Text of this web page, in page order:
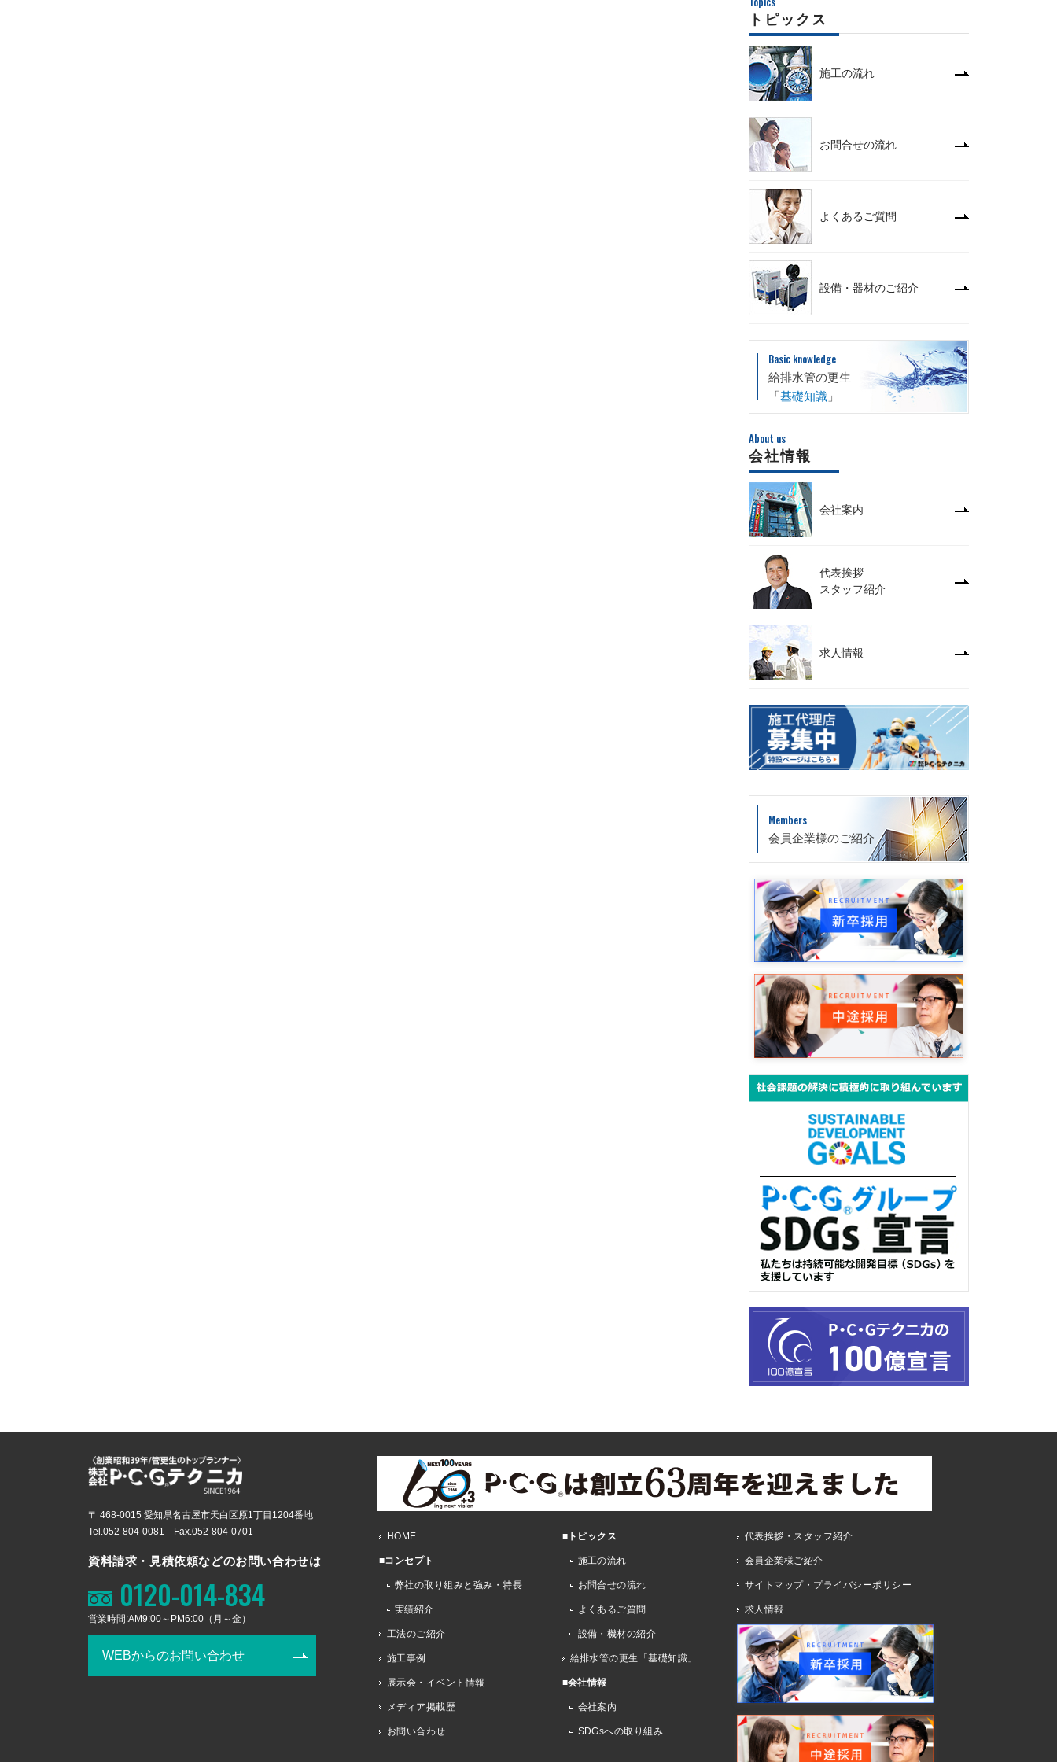
トピックス
施工の流れ
お問合せの流れ
よくあるご質問
設備・器材のご紹介
Basic knowledge
給排水管の更生
「基礎知識 」
About us
会社情報
会社案内
代表挨拶
スタッフ紹介
求人情報
Members
会員企業様のご紹介
〒 468-0015 愛知県名古屋市天白区原1丁目1204番地
Tel.052-804-0081 Fax.052-804-0701
資料請求・見積依頼などのお問い合わせは
0120-014-834
営業時間:AM9:00～PM6:00（月～金）
WEBからのお問い合わせ
HOME
■コンセプト
弊社の取り組みと強み・特長
実績紹介
工法のご紹介
施工事例
展示会・イベント情報
メディア掲載歴
お問い合わせ
■トピックス
施工の流れ
お問合せの流れ
よくあるご質問
設備・機材の紹介
給排水管の更生「基礎知識」
■会社情報
会社案内
SDGsへの取り組み
代表挨拶・スタッフ紹介
会員企業様ご紹介
サイトマップ・プライバシーポリシー
求人情報